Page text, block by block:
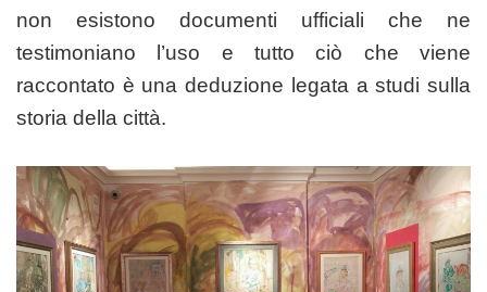
non esistono documenti ufficiali che ne
testimoniano l’uso e tutto ciò che viene
raccontato è una deduzione legata a studi sulla
storia della città.